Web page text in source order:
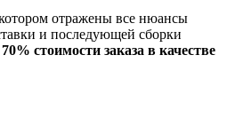
отражены все нюансы
и последующей сборки
70% стоимости заказа в качестве